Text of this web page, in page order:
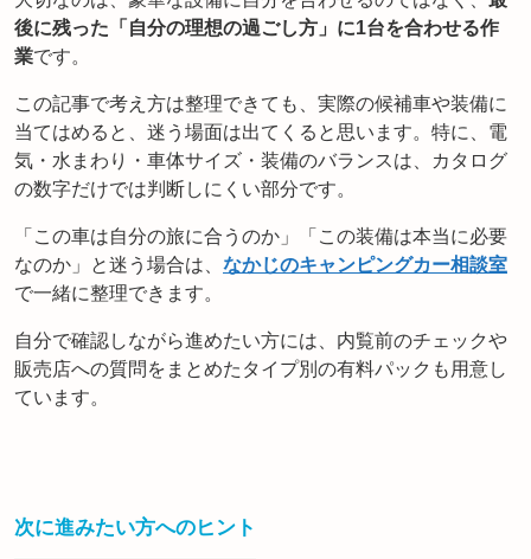
後に残った「自分の理想の過ごし方」に1台を合わせる作
業です。
この記事で考え方は整理できても、実際の候補車や装備に
当てはめると、迷う場面は出てくると思います。特に、電
気・水まわり・車体サイズ・装備のバランスは、カタログ
の数字だけでは判断しにくい部分です。
「この車は自分の旅に合うのか」「この装備は本当に必要
なのか」と迷う場合は、 なかじのキャンピングカー相談室
で一緒に整理できます。
自分で確認しながら進めたい方には、内覧前のチェックや
販売店への質問をまとめたタイプ別の有料パックも用意し
ています。
次に進みたい方へのヒント